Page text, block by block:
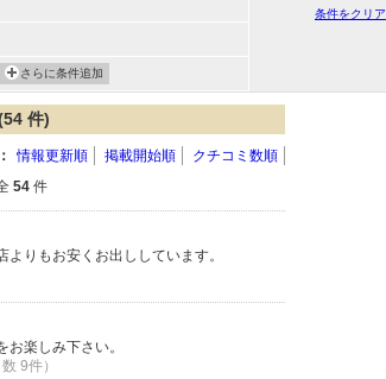
さらに条件追加
条件をクリア
件)
情報更新順 掲載開始順 クチコミ数順
54 件
りもお安くお出ししています。
楽しみ下さい。
9件）